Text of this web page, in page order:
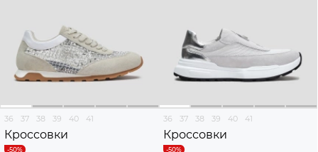
36 37 38 39 40 41
Кроссовки
36 37 38 39 40 41
Кроссовки